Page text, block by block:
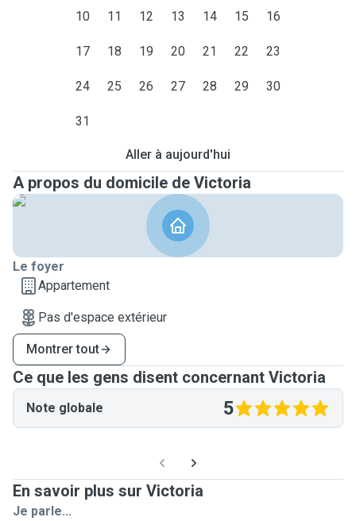
10 11 12 13 14 15 16
17 18 19 20 21 22 23
24 25 26 27 28 29 30
31
Aller à aujourd'hui
A propos du domicile de Victoria
Le foyer
Appartement
Pas d'espace extérieur
Montrer tout
Ce que les gens disent concernant Victoria
Note globale 5
En savoir plus sur Victoria
Je parle...